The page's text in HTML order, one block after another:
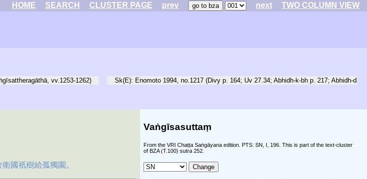
HOME SEARCH CLUSTER PAGE prev next TWO COLUMN VIEW
vv.1253-1262)
Sk(E): Enomoto 1994, no.1217 (Divy p. 164; Uv 27.34; Abhidh-k-bh p. 217; Abhidh-d
國祇樹給孤獨園。
Vaṅgīsasuttaṃ
From the VRI Chaṭṭa Saṅgāyana edition. PTS: SN, I, 196. This is part of the text-cluster
of BZA (T.100) sutra 252.